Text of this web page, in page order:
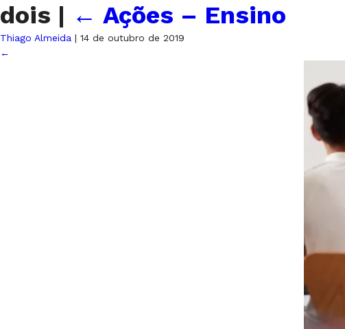
dois | ← Ações – Ensino
Thiago Almeida | 14 de outubro de 2019
←